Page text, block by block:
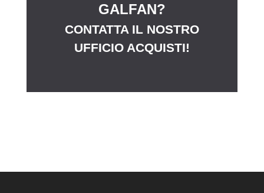
GALFAN?
CONTATTA IL NOSTRO
UFFICIO ACQUISTI!